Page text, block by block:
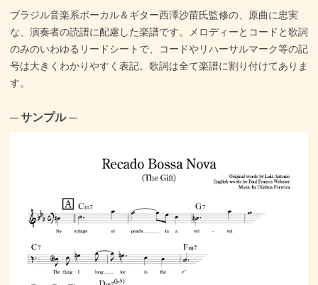
ブラジル音楽系ボーカル＆ギター西澤沙苗氏監修の、原曲に忠実
な、演奏者の読譜に配慮した楽譜です。メロディーとコードと歌詞
のみのいわゆるリードシートで、コードやリハーサルマーク等の記
号は大きくわかりやすく表記。歌詞は全て楽譜に割り付けてありま
す。
─ サンプル ─